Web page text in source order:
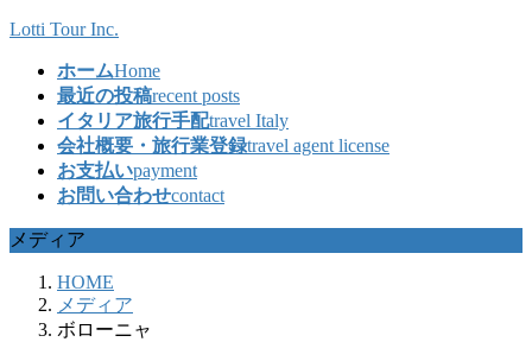
コ
ッ
プ
ナ
移
動
Lotti Tour Inc.
ホームHome
最近の投稿recent posts
イタリア旅行手配travel Italy
会社概要・旅行業登録travel agent license
お支払いpayment
お問い合わせcontact
メディア
HOME
メディア
ボローニャ